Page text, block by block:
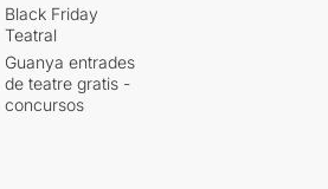
Black Friday
Teatral
Guanya entrades
de teatre gratis -
concursos